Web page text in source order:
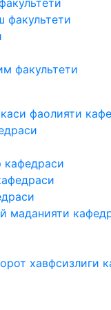
факультети
фаолияти
кафедраси
маданияти
хавфсизлиги